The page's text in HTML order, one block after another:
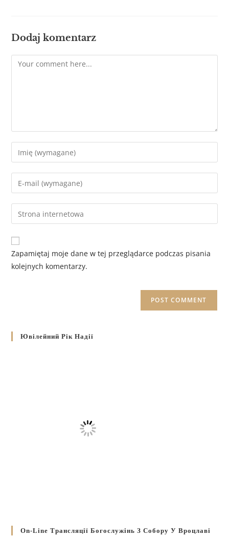
Dodaj komentarz
Zapamiętaj moje dane w tej przeglądarce podczas pisania
kolejnych komentarzy.
Ювілейний Рік Надії
On-Line Трансляції Богослужінь З Собору У Вроцлаві